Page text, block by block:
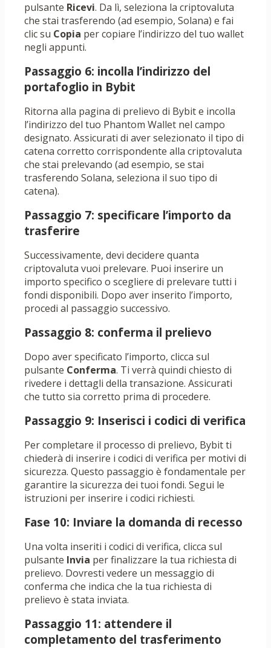
pulsante Ricevi. Da lì, seleziona la criptovaluta
che stai trasferendo (ad esempio, Solana) e fai
clic su Copia per copiare l’indirizzo del tuo wallet
negli appunti.
Passaggio 6: incolla l’indirizzo del
portafoglio in Bybit
Ritorna alla pagina di prelievo di Bybit e incolla
l’indirizzo del tuo Phantom Wallet nel campo
designato. Assicurati di aver selezionato il tipo di
catena corretto corrispondente alla criptovaluta
che stai prelevando (ad esempio, se stai
trasferendo Solana, seleziona il suo tipo di
catena).
Passaggio 7: specificare l’importo da
trasferire
Successivamente, devi decidere quanta
criptovaluta vuoi prelevare. Puoi inserire un
importo specifico o scegliere di prelevare tutti i
fondi disponibili. Dopo aver inserito l’importo,
procedi al passaggio successivo.
Passaggio 8: conferma il prelievo
Dopo aver specificato l’importo, clicca sul
pulsante Conferma. Ti verrà quindi chiesto di
rivedere i dettagli della transazione. Assicurati
che tutto sia corretto prima di procedere.
Passaggio 9: Inserisci i codici di verifica
Per completare il processo di prelievo, Bybit ti
chiederà di inserire i codici di verifica per motivi di
sicurezza. Questo passaggio è fondamentale per
garantire la sicurezza dei tuoi fondi. Segui le
istruzioni per inserire i codici richiesti.
Fase 10: Inviare la domanda di recesso
Una volta inseriti i codici di verifica, clicca sul
pulsante Invia per finalizzare la tua richiesta di
prelievo. Dovresti vedere un messaggio di
conferma che indica che la tua richiesta di
prelievo è stata inviata.
Passaggio 11: attendere il
completamento del trasferimento